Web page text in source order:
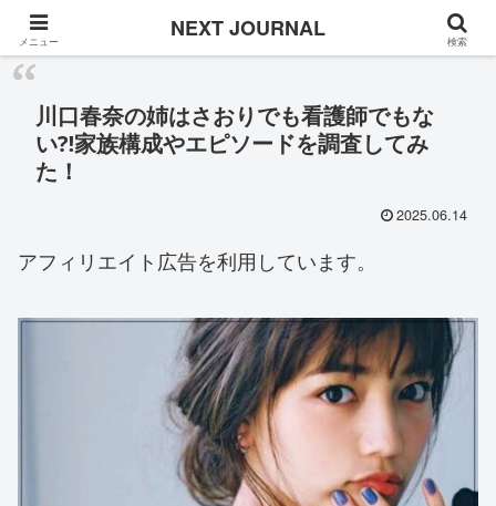
Once in a while
川口春奈の姉はさおりでも看護師でもな
い⁈家族構成やエピソードを調査してみ
た！
2025.06.14
アフィリエイト広告を利用しています。
メニュー NEXT JOURNAL 検索